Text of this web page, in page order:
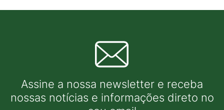
Assine a nossa newsletter e receba
nossas notícias e informações direto no